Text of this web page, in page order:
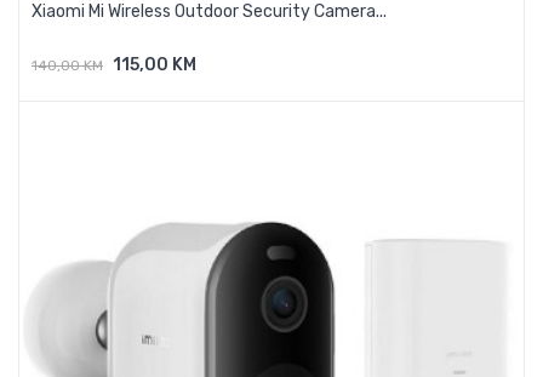
Xiaomi Mi Wireless Outdoor Security Camera...
140,00 KM 115,00 KM
Dodaj U Košaricu